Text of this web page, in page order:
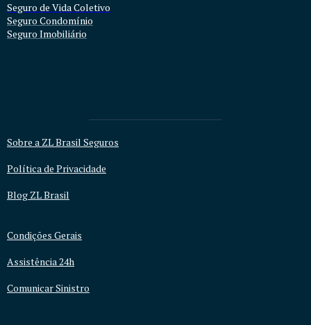
Seguro de Vida Coletivo
Seguro Condomínio
Seguro Imobiliário
Sobre a ZL Brasil Seguros
Política de Privacidade
Blog ZL Brasil
Condições Gerais
Assistência 24h
Comunicar Sinistro